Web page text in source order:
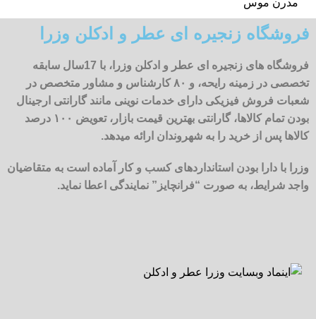
مدرن موس
فروشگاه زنجیره ای عطر و ادکلن وزرا
فروشگاه های زنجیره ای عطر و ادکلن وزرا، با 17سال سابقه
تخصصی در زمینه رایحه، و ۸۰ کارشناس و مشاور متخصص در
شعبات فروش فیزیکی دارای خدمات نوینی مانند گارانتی ارجینال
بودن تمام کالاها، گارانتی بهترین قیمت بازار، تعویض ۱۰۰ درصد
کالاها پس از خرید را به شهروندان ارائه میدهد.
وزرا با دارا بودن استانداردهای کسب و کار آماده است به متقاضیان
واجد شرایط، به صورت “فرانچایز” نمایندگی اعطا نماید.